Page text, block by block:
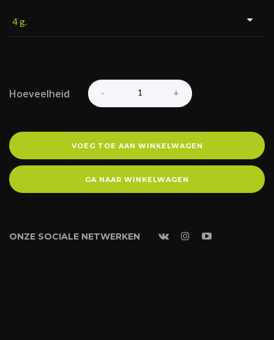
Hoeveelheid
VOEG TOE AAN WINKELWAGEN
GA NAAR WINKELWAGEN
ONZE SOCIALE NETWERKEN